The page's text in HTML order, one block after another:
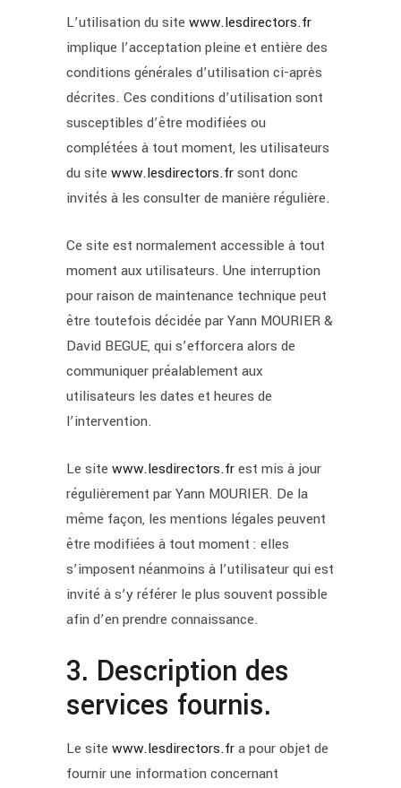
L’utilisation du sitewww.lesdirectors.fr
implique l’acceptation pleine et entière des
conditions générales d’utilisation ci-après
décrites. Ces conditions d’utilisation sont
susceptibles d’être modifiées ou
complétées à tout moment, les utilisateurs
du sitewww.lesdirectors.frsont donc
invités à les consulter de manière régulière.
Ce site est normalement accessible à tout
moment aux utilisateurs. Une interruption
pour raison de maintenance technique peut
être toutefois décidée par Yann MOURIER &
David BEGUE, qui s’efforcera alors de
communiquer préalablement aux
utilisateurs les dates et heures de
l’intervention.
Le sitewww.lesdirectors.frest mis à jour
régulièrement par Yann MOURIER. De la
même façon, les mentions légales peuvent
être modifiées à tout moment : elles
s’imposent néanmoins à l’utilisateur qui est
invité à s’y référer le plus souvent possible
afin d’en prendre connaissance.
3. Description des
services fournis.
Le sitewww.lesdirectors.fra pour objet de
fournir une information concernant